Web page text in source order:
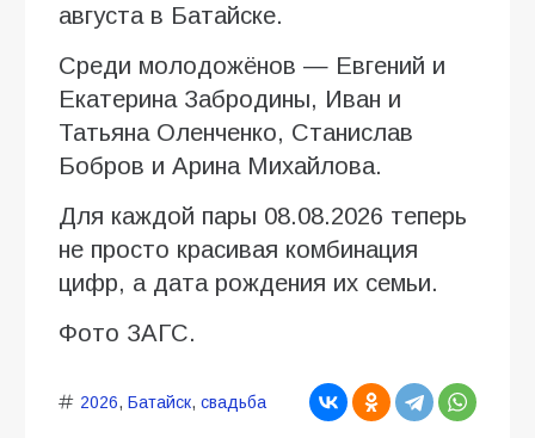
августа в Батайске.
Среди молодожёнов — Евгений и
Екатерина Забродины, Иван и
Татьяна Оленченко, Станислав
Бобров и Арина Михайлова.
Для каждой пары 08.08.2026 теперь
не просто красивая комбинация
цифр, а дата рождения их семьи.
Фото ЗАГС.
2026, Батайск, свадьба